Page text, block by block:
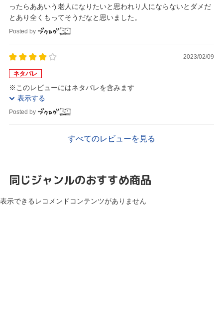
ったらああいう老人になりたいと思われり人にならないとダメだ
とあり全くもってそうだなと思いました。
Posted by
2023/02/09
ネタバレ
※このレビューにはネタバレを含みます
表示する
Posted by
すべてのレビューを見る
同じジャンルのおすすめ商品
表示できるレコメンドコンテンツがありません